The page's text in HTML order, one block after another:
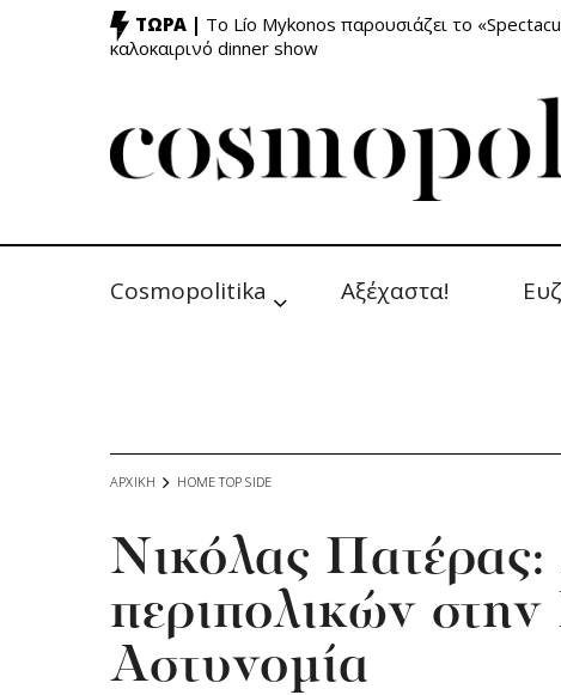
ΤΩΡΑ | Το Lío Mykonos παρουσιάζει το
καλοκαιρινό dinner show
Cosmopolitika Αξέχαστα!
ΑΡΧΙΚΗ HOME TOP SIDE
Νικόλας
περιπολικών
Αστυνομία